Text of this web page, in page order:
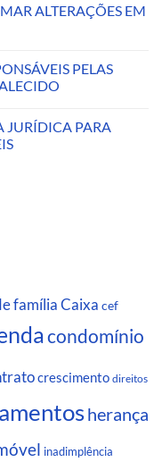
ALTERAÇÕES EM
PELAS
JURÍDICA PARA
famíliaCaixa cef
condomínio
crescimento direitos
herança
inadimplência